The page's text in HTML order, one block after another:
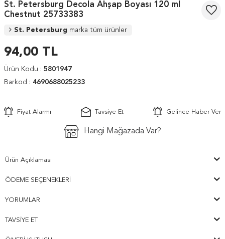
St. Petersburg Decola Ahşap Boyası 120 ml
Chestnut 25733383
St. Petersburg marka tüm ürünler
94,00 TL
Ürün Kodu : 5801947
Barkod : 4690688025233
Fiyat Alarmı Tavsiye Et Gelince Haber Ver
Hangi Mağazada Var?
Ürün Açıklaması
ÖDEME SEÇENEKLERI
YORUMLAR
TAVSIYE ET